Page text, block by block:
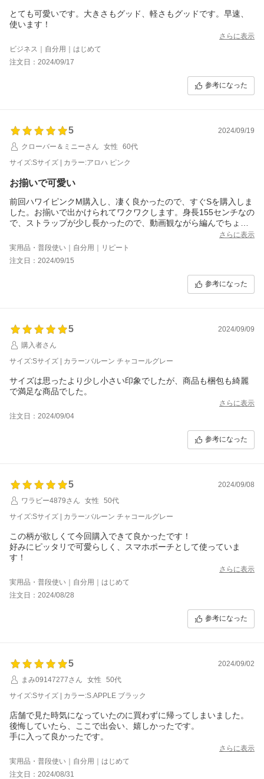
とても可愛いです。大きさもグッド、軽さもグッドです。早速、
使います！
さらに表示
ビジネス｜自分用｜はじめて
注文日：2024/09/17
参考になった
5
2024/09/19
クローバー＆ミニーさん
女性
60代
サイズ:Sサイズ | カラー:アロハ ピンク
お揃いで可愛い
前回ハワイピンクM購入し、凄く良かったので、すぐSを購入しま
した。お揃いで出かけられてワクワクします。身長155センチなの
で、ストラップが少し長かったので、動画観ながら編んでちょう
さらに表示
実用品・普段使い｜自分用｜リピート
注文日：2024/09/15
参考になった
5
2024/09/09
購入者さん
サイズ:Sサイズ | カラー:バルーン チャコールグレー
サイズは思ったより少し小さい印象でしたが、商品も梱包も綺麗
で満足な商品でした。
さらに表示
注文日：2024/09/04
参考になった
5
2024/09/08
ワラビー4879さん
女性
50代
サイズ:Sサイズ | カラー:バルーン チャコールグレー
この柄が欲しくて今回購入できて良かったです！
好みにピッタリで可愛らしく、スマホポーチとして使っていま
す！
さらに表示
実用品・普段使い｜自分用｜はじめて
注文日：2024/08/28
参考になった
5
2024/09/02
まみ09147277さん
女性
50代
サイズ:Sサイズ | カラー:S.APPLE ブラック
店舗で見た時気になっていたのに買わずに帰ってしまいました。
後悔していたら、ここで出会い、嬉しかったです。
手に入って良かったです。
さらに表示
実用品・普段使い｜自分用｜はじめて
注文日：2024/08/31